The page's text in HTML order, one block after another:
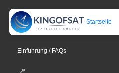
Startseite
Einführung / FAQs